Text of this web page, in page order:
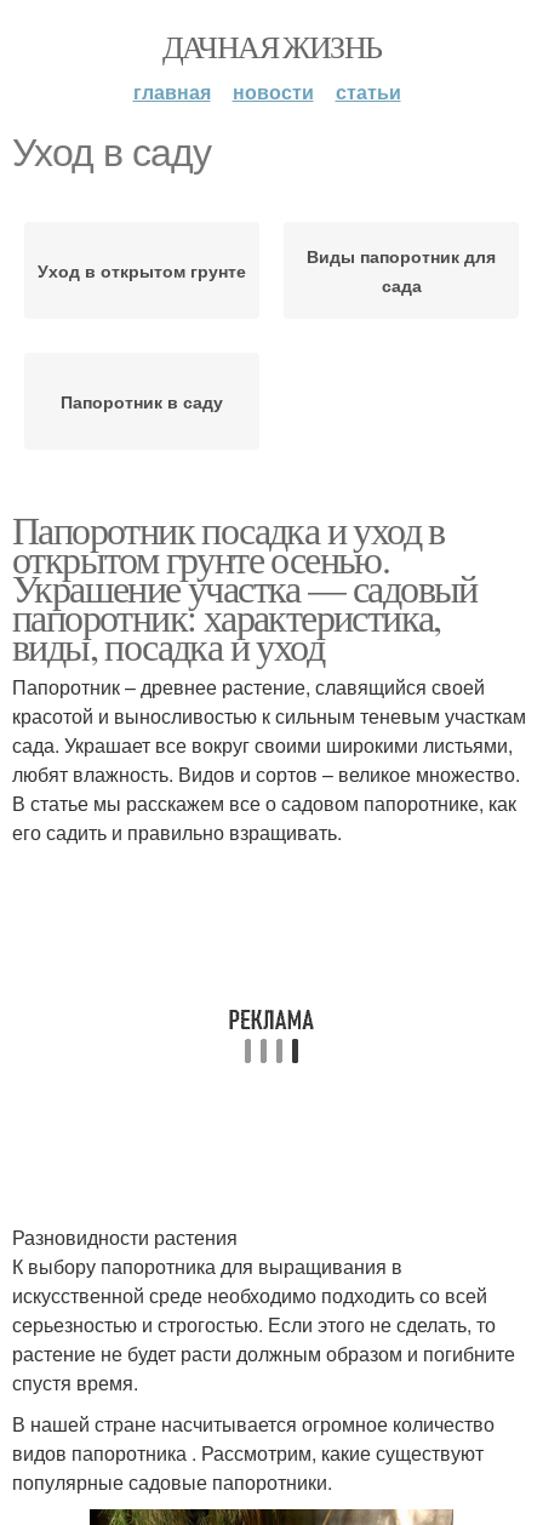
ДАЧНАЯ ЖИЗНЬ
главная новости статьи
Уход в саду
Уход в открытом грунте
Виды папоротник для
сада
Папоротник в саду
Папоротник посадка и уход в
открытом грунте осенью.
Украшение участка — садовый
папоротник: характеристика,
виды, посадка и уход
Папоротник – древнее растение, славящийся своей
красотой и выносливостью к сильным теневым участкам
сада. Украшает все вокруг своими широкими листьями,
любят влажность. Видов и сортов – великое множество.
В статье мы расскажем все о садовом папоротнике, как
его садить и правильно взращивать.
Разновидности растения
К выбору папоротника для выращивания в
искусственной среде необходимо подходить со всей
серьезностью и строгостью. Если этого не сделать, то
растение не будет расти должным образом и погибните
спустя время.
В нашей стране насчитывается огромное количество
видов папоротника . Рассмотрим, какие существуют
популярные садовые папоротники.